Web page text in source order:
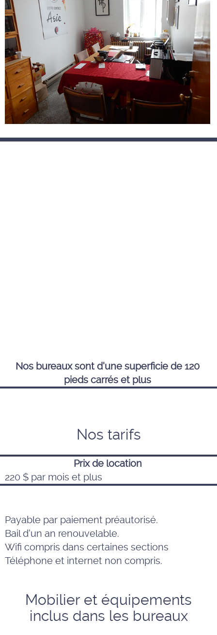
Nos bureaux sont d'une superficie de 120
pieds carrés et plus
Nos tarifs
Prix de location
220 $ par mois et plus
Payable par paiement préautorisé.
Bail d'un an renouvelable.
Wifi compris dans certaines sections
Téléphone et internet non compris.
Mobilier et équipements
inclus dans les bureaux